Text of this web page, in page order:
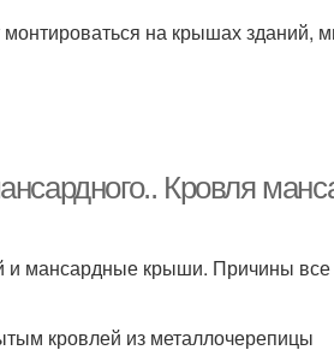
на крышах зданий,
Кровля
и мансардные крыши. Причины все
кровлей из металлочерепицы